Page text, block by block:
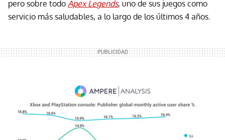
pero sobre todo Apex Legends, uno de sus juegos como
servicio más saludables, a lo largo de los últimos 4 años.